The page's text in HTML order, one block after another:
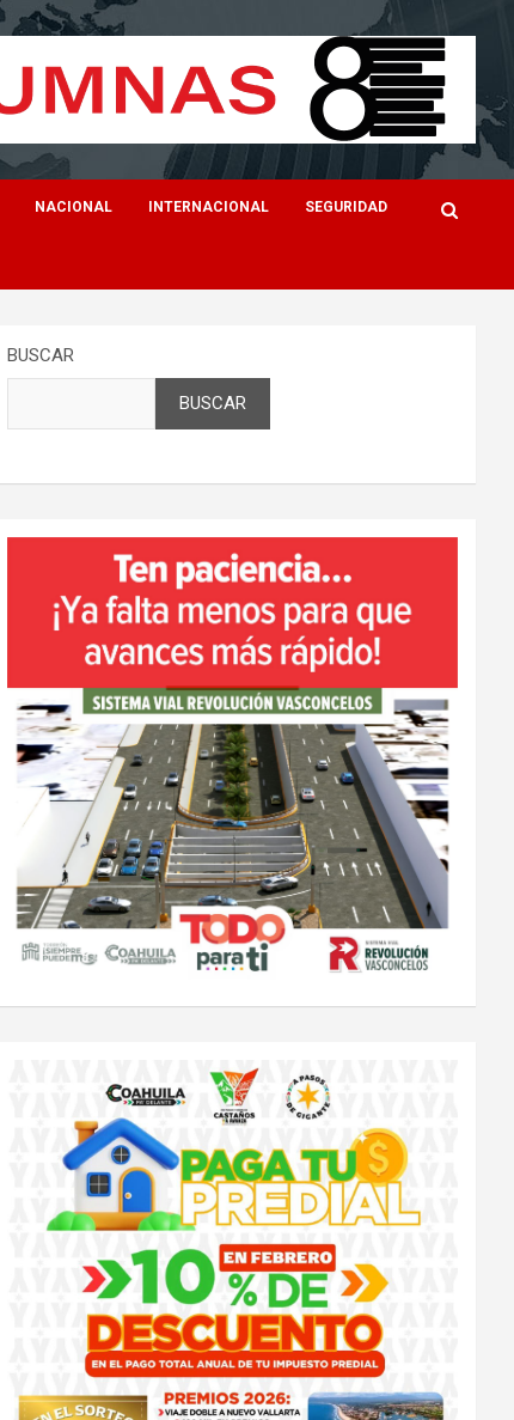
NACIONAL INTERNACIONAL SEGURIDAD
BUSCAR
BUSCAR